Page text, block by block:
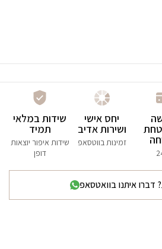
יחס אישי
ושירות אדיב
זמינות בווטסאפ
שידות במלאי
תמיד
שידות איפור יוצאות
דופן
דברו איתנו בוואטסאפ